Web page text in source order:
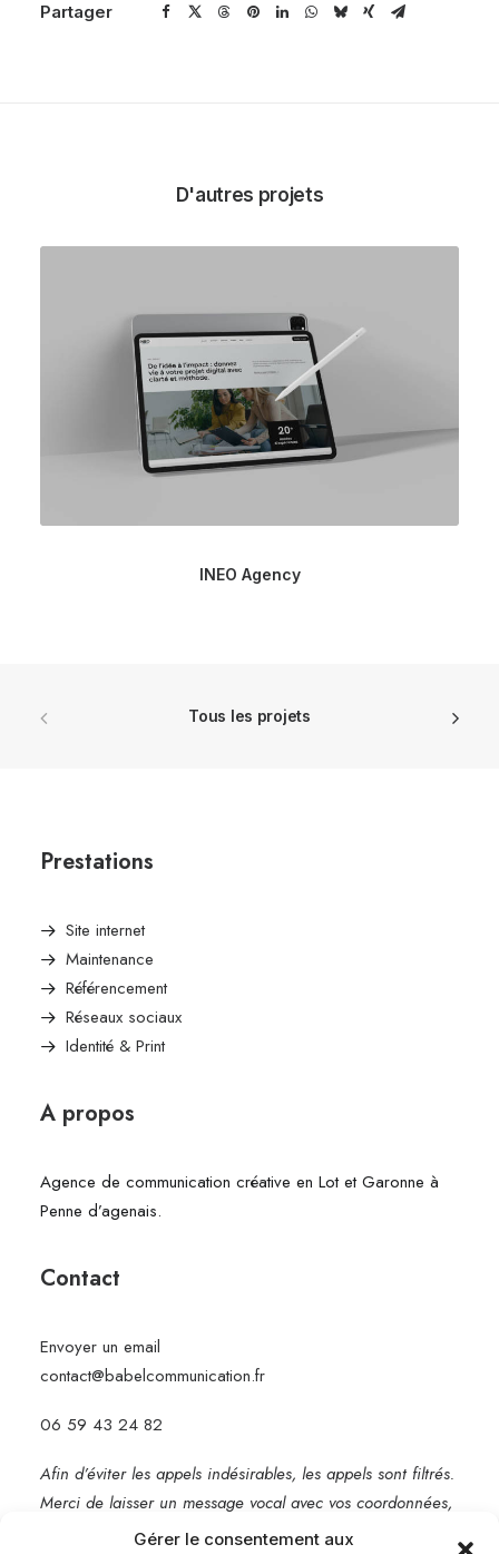
Gérer le consentement aux
Partager
D'autres projets
INEO Agency
Tous les projets
Prestations
Site internet
Maintenance
Référencement
Réseaux sociaux
Identité & Print
A propos
Agence de communication créative en Lot et Garonne à
Penne d’agenais.
Contact
Envoyer un email
contact@babelcommunication.fr
06 59 43 24 82
Afin d’éviter les appels indésirables, les appels sont filtrés.
Merci de laisser un message vocal avec vos coordonnées,
je vous rappelle rapidement.